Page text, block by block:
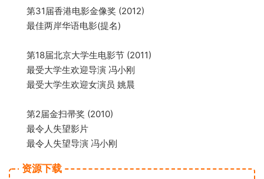
第31届香港电影金像奖 (2012)
最佳两岸华语电影(提名)
第18届北京大学生电影节 (2011)
最受大学生欢迎导演 冯小刚
最受大学生欢迎女演员 姚晨
第2届金扫帚奖 (2010)
最令人失望影片
最令人失望导演 冯小刚
资源下载